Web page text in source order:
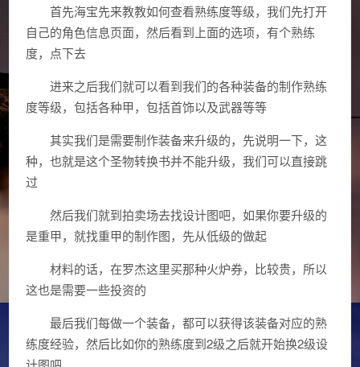
首先海宝先来教教如何查看熟练度等级，我们先打开
自己的角色信息页面，然后看到上面的选项，有个熟练
度，点下去
进来之后我们就可以看到我们的各种装备的制作熟练
度等级，包括各种甲，包括首饰以及武器等等
其实我们是需要制作装备来升级的，先说明一下，这
种，也就是这个圣物转换书并不能升级，我们可以直接跳
过
然后我们就到拍卖场去找设计图吧，如果你要升级的
是重甲，就找重甲的制作图，先从低级的做起
材料的话，在罗杰这里买那种火炉券，比较贵，所以
这也是需要一些投资的
最后我们每做一个装备，都可以获得该装备对应的熟
练度经验，然后比如你的熟练度到2级之后就开始换2级设